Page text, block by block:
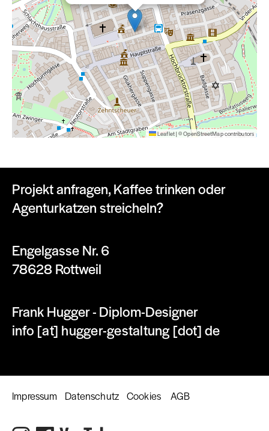
Leaflet|©OpenStreetMapcontributors
Projekt anfragen, Kaffee trinken oder
Agenturkatzen streicheln?
Engelgasse Nr. 6
78628 Rottweil
Frank Hugger - Diplom-Designer
info [at] hugger-gestaltung [dot] de
Impressum Datenschutz Cookies AGB